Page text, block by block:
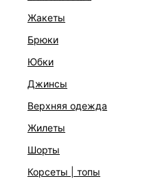
жакеты
брюки
юбки
джинсы
верхняя одежда
жилеты
шорты
корсеты | топы
РАСКЛЕШЕННЫЕ ДЖИНСЫ
КОЛЛЕКЦИЯ СТУДИО